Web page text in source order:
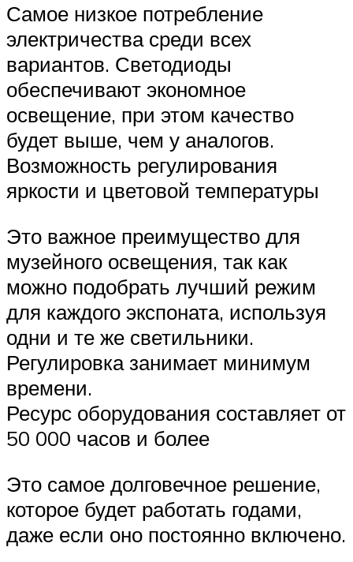
Самое низкое потребление
электричества среди всех
вариантов. Светодиоды
обеспечивают экономное
освещение, при этом качество
будет выше, чем у аналогов.
Возможность регулирования
яркости и цветовой температуры
Это важное преимущество для
музейного освещения, так как
можно подобрать лучший режим
для каждого экспоната, используя
одни и те же светильники.
Регулировка занимает минимум
времени.
Ресурс оборудования составляет от
50 000 часов и более
Это самое долговечное решение,
которое будет работать годами,
даже если оно постоянно включено.